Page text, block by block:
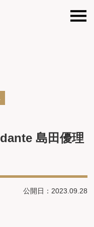
島田優理
公開日：2023.09.28